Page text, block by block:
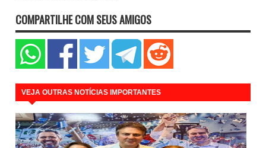
COMPARTILHE COM SEUS AMIGOS
VEJA OUTRAS NOTÍCIAS IMPORTANTES